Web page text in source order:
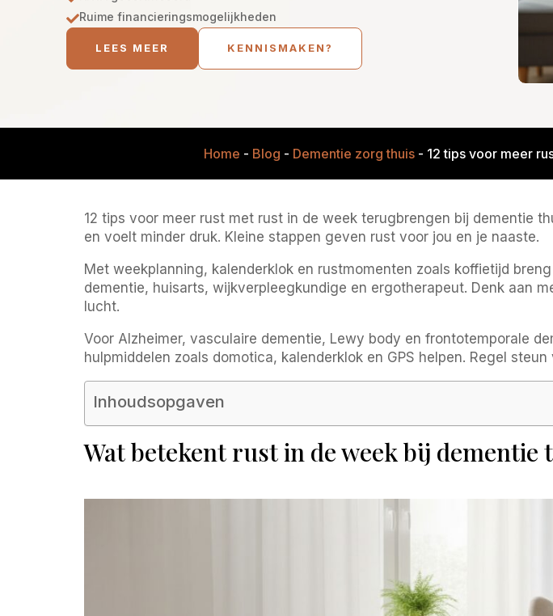
Ruime financieringsmogelijkheden
LEES MEER KENNISMAKEN?
Home - Blog - Dementie zorg thuis - 12 tips voor meer
12 tips voor meer rust met rust in de week terugbrengen bij dementie
en voelt minder druk. Kleine stappen geven rust voor jou en je naaste.
Met weekplanning, kalenderklok en rustmomenten zoals koffietijd
dementie, huisarts, wijkverpleegkundige en ergotherapeut. Denk aan
lucht.
Voor Alzheimer, vasculaire dementie, Lewy body en frontotemporale
hulpmiddelen zoals domotica, kalenderklok en GPS helpen. Regel
Inhoudsopgaven
Wat betekent rust in de week bij dementie